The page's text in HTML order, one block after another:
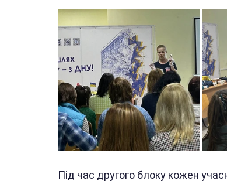
Під час другого блоку кожен